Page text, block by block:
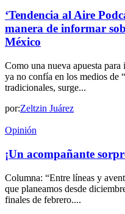
‘Tendencia al Aire
manera de informar
México
Como una nueva apuesta
ya no confía en los medios de
tradicionales, surge...
por:Zeltzin Juárez
Opinión
¡Un acompañante
Columna: “Entre líneas y
que planeamos desde
finales de febrero....